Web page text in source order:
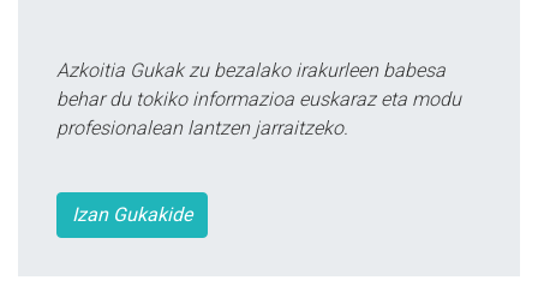
Azkoitia Gukak zu bezalako irakurleen babesa
behar du tokiko informazioa euskaraz eta modu
profesionalean lantzen jarraitzeko.
Izan Gukakide